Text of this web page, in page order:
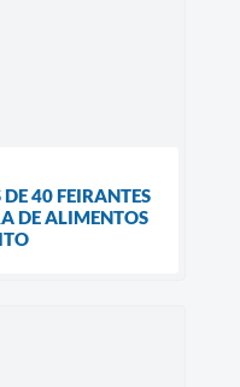
40 FEIRANTES
DE ALIMENTOS